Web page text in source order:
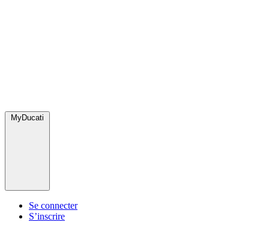
MyDucati
Se connecter
S’inscrire